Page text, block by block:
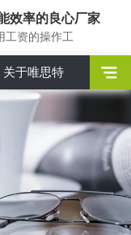
效率的良心厂家
工资的操作工
关于唯思特